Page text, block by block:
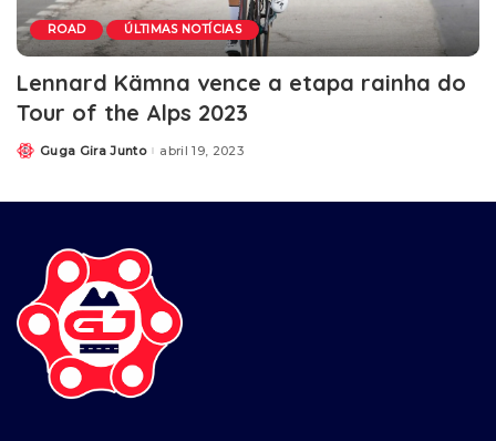
ROAD ÚLTIMAS NOTÍCIAS
Lennard Kämna vence a etapa rainha do
Tour of the Alps 2023
Guga Gira Junto abril 19, 2023